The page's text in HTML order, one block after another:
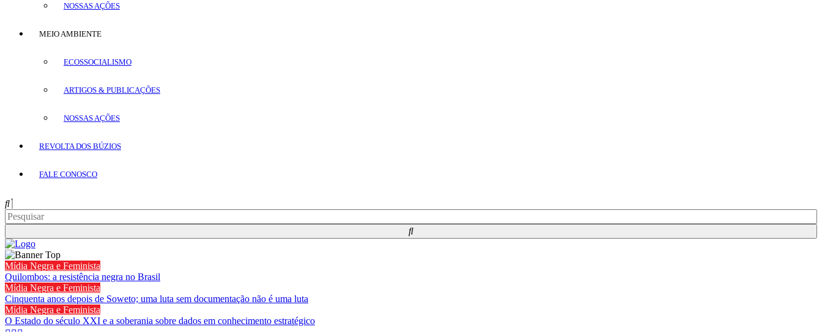
NOSSAS AÇÕES
MEIO AMBIENTE
ECOSSOCIALISMO
ARTIGOS & PUBLICAÇÕES
NOSSAS AÇÕES
REVOLTA DOS BÚZIOS
FALE CONOSCO
Mídia Negra e Feminista
Quilombos: a resistência negra no Brasil
Mídia Negra e Feminista
Cinquenta anos depois de Soweto; uma luta sem documentação não é uma luta
Mídia Negra e Feminista
O Estado do século XXI e a soberania sobre dados em conhecimento estratégico